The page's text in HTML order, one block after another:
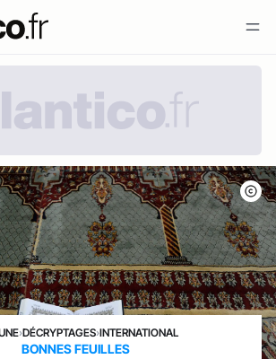
›DÉCRYPTAGES›INTERNATIONAL
BONNES FEUILLES